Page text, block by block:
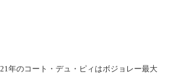
年のコート・デュ・ピィはボジョレー最大